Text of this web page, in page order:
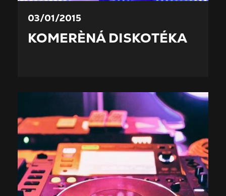
03/01/2015
KOMERÈNÁ DISKOTÉKA